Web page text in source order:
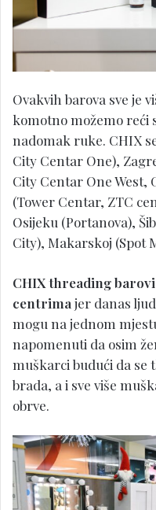
Ovakvih barova sve je
komotno možemo reći
nadomak ruke. CHIX
City Centar One),
City Centar One West,
(Tower Centar, ZTC
Osijeku (Portanova),
City), Makarskoj (Spot
CHIX threading
centrimajer danas
mogu na jednom
napomenuti da osim
muškarci budući da
brada, a i sve više
obrve.